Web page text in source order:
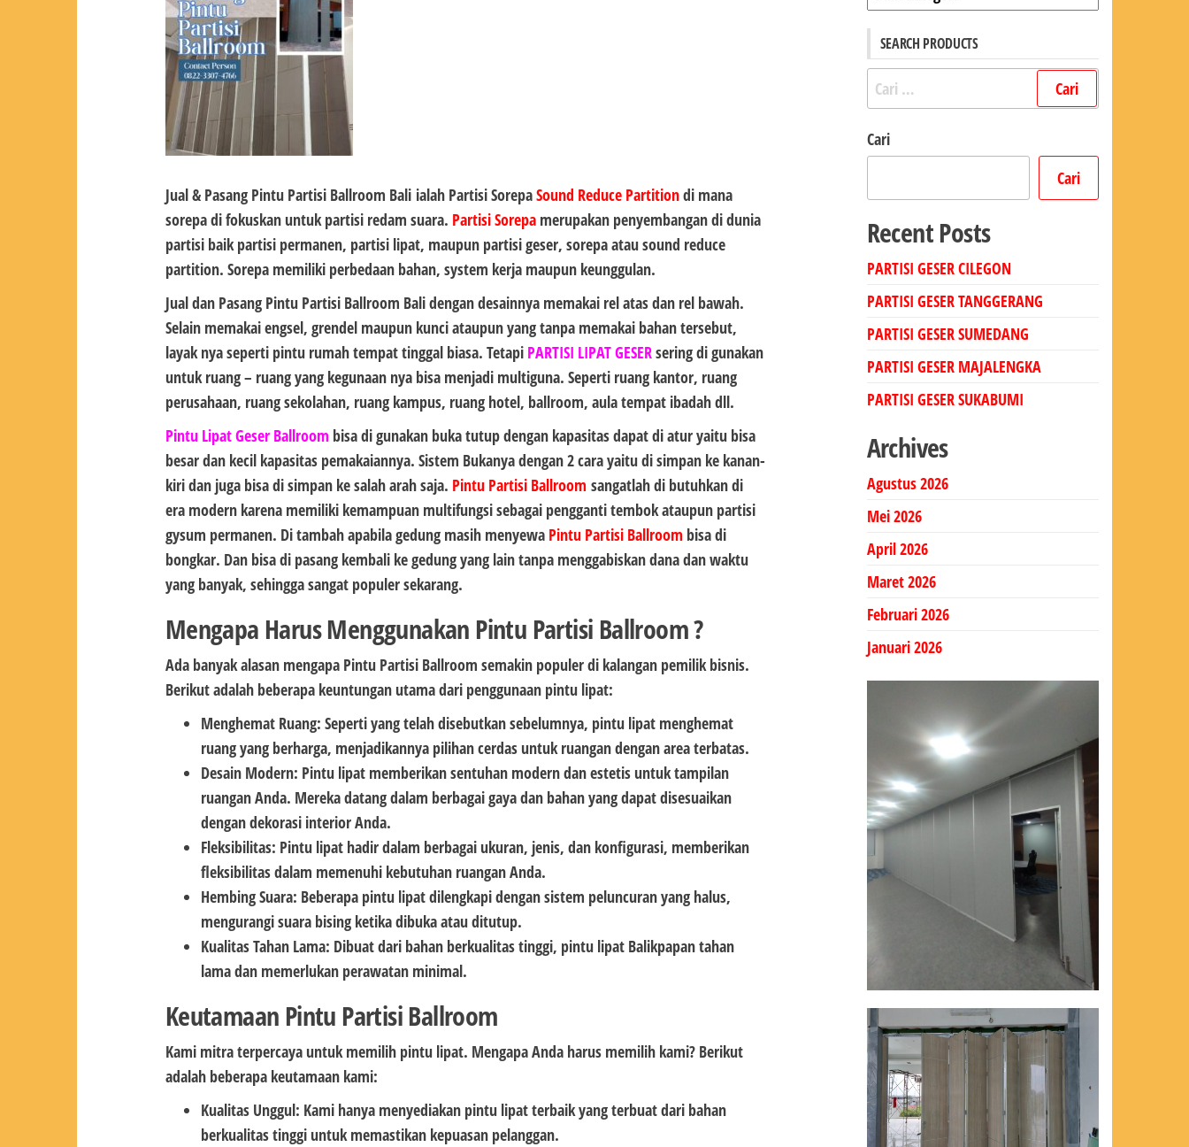
Jual & Pasang Pintu Partisi Ballroom Baliialah Partisi SorepaSound Reduce Partitiondi mana
sorepa di fokuskan untuk partisi redam suara. Partisi Sorepamerupakan penyembangan di dunia
partisi baik partisi permanen, partisi lipat, maupun partisi geser, sorepa atau sound reduce
partition. Sorepa memiliki perbedaan bahan, system kerja maupun keunggulan.
Jual dan Pasang Pintu Partisi Ballroom Balidengan desainnya memakai rel atas dan rel bawah.
Selain memakai engsel, grendel maupun kunci ataupun yang tanpa memakai bahan tersebut,
layak nya seperti pintu rumah tempat tinggal biasa. Tetapi PARTISI LIPAT GESERsering di gunakan
untuk ruang – ruang yang kegunaan nya bisa menjadi multiguna. Seperti ruang kantor, ruang
perusahaan, ruang sekolahan, ruang kampus, ruang hotel, ballroom, aula tempat ibadah dll.
Pintu Lipat Geser Ballroom bisa di gunakan buka tutup dengan kapasitas dapat di atur yaitu bisa
besar dan kecil kapasitas pemakaiannya. Sistem Bukanya dengan 2 cara yaitu di simpan ke kanan-
kiri dan juga bisa di simpan ke salah arah saja. Pintu Partisi Ballroom sangatlah di butuhkan di
era modern karena memiliki kemampuan multifungsi sebagai pengganti tembok ataupun partisi
gysum permanen. Di tambah apabila gedung masih menyewa Pintu Partisi Ballroom bisa di
bongkar. Dan bisa di pasang kembali ke gedung yang lain tanpa menggabiskan dana dan waktu
yang banyak, sehingga sangat populer sekarang.
Mengapa Harus Menggunakan Pintu Partisi Ballroom ?
Ada banyak alasan mengapa Pintu Partisi Ballroom semakin populer di kalangan pemilik bisnis.
Berikut adalah beberapa keuntungan utama dari penggunaan pintu lipat:
Menghemat Ruang: Seperti yang telah disebutkan sebelumnya, pintu lipat menghemat
ruang yang berharga, menjadikannya pilihan cerdas untuk ruangan dengan area terbatas.
Desain Modern: Pintu lipat memberikan sentuhan modern dan estetis untuk tampilan
ruangan Anda. Mereka datang dalam berbagai gaya dan bahan yang dapat disesuaikan
dengan dekorasi interior Anda.
Fleksibilitas: Pintu lipat hadir dalam berbagai ukuran, jenis, dan konfigurasi, memberikan
fleksibilitas dalam memenuhi kebutuhan ruangan Anda.
Hembing Suara: Beberapa pintu lipat dilengkapi dengan sistem peluncuran yang halus,
mengurangi suara bising ketika dibuka atau ditutup.
Kualitas Tahan Lama: Dibuat dari bahan berkualitas tinggi, pintu lipat Balikpapan tahan
lama dan memerlukan perawatan minimal.
Keutamaan Pintu Partisi Ballroom
Kami mitra terpercaya untuk memilih pintu lipat. Mengapa Anda harus memilih kami? Berikut
adalah beberapa keutamaan kami:
Kualitas Unggul: Kami hanya menyediakan pintu lipat terbaik yang terbuat dari bahan
berkualitas tinggi untuk memastikan kepuasan pelanggan.
SEARCH PRODUCTS
Cari
untuk:
Cari
Cari
Recent Posts
PARTISI GESER CILEGON
PARTISI GESER TANGGERANG
PARTISI GESER SUMEDANG
PARTISI GESER MAJALENGKA
PARTISI GESER SUKABUMI
Archives
Agustus 2026
Mei 2026
April 2026
Maret 2026
Februari 2026
Januari 2026